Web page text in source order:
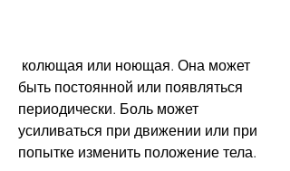
быть постоянной или появляться
периодически. Боль может
усиливаться при движении или при
попытке изменить положение тела.